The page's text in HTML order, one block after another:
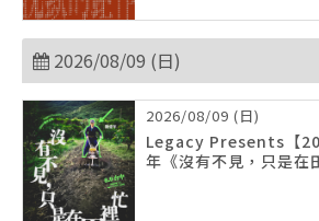
2026/08/09 (日)
2026/08/09 (日)
Legacy Presents【
年《沒有不見，只是在